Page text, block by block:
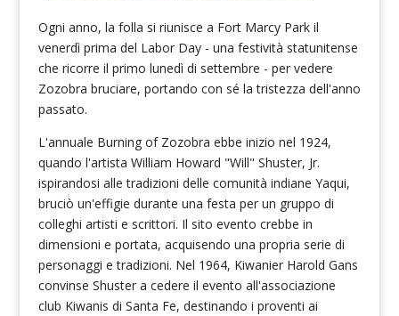
Ogni anno, la folla si riunisce a Fort Marcy Park il
venerdì prima del Labor Day - una festività statunitense
che ricorre il primo lunedì di settembre - per vedere
Zozobra bruciare, portando con sé la tristezza dell'anno
passato.
L'annuale Burning of Zozobra ebbe inizio nel 1924,
quando l'artista William Howard "Will" Shuster, Jr.
ispirandosi alle tradizioni delle comunità indiane Yaqui,
bruciò un'effigie durante una festa per un gruppo di
colleghi artisti e scrittori. Il sito evento crebbe in
dimensioni e portata, acquisendo una propria serie di
personaggi e tradizioni. Nel 1964, Kiwanier Harold Gans
convinse Shuster a cedere il evento all'associazione
club Kiwanis di Santa Fe, destinando i proventi ai